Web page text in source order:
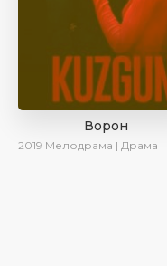
Ворон
2019 Мелодрама | Драма | Боевик | SesDizi |